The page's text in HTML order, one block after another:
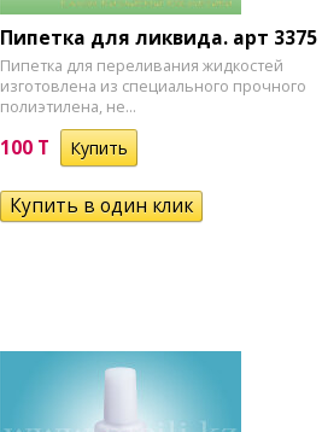
Пипетка для ликвида. арт 3375
Пипетка для переливания жидкостей
изготовлена из специального прочного
полиэтилена, не...
100 T